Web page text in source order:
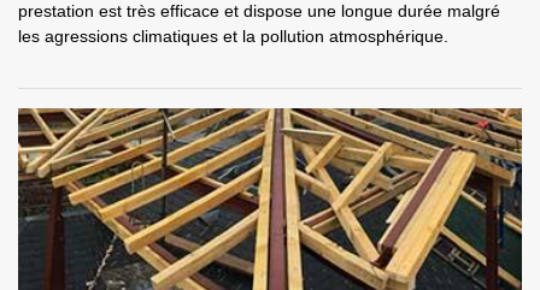
prestation est très efficace et dispose une longue durée malgré
les agressions climatiques et la pollution atmosphérique.